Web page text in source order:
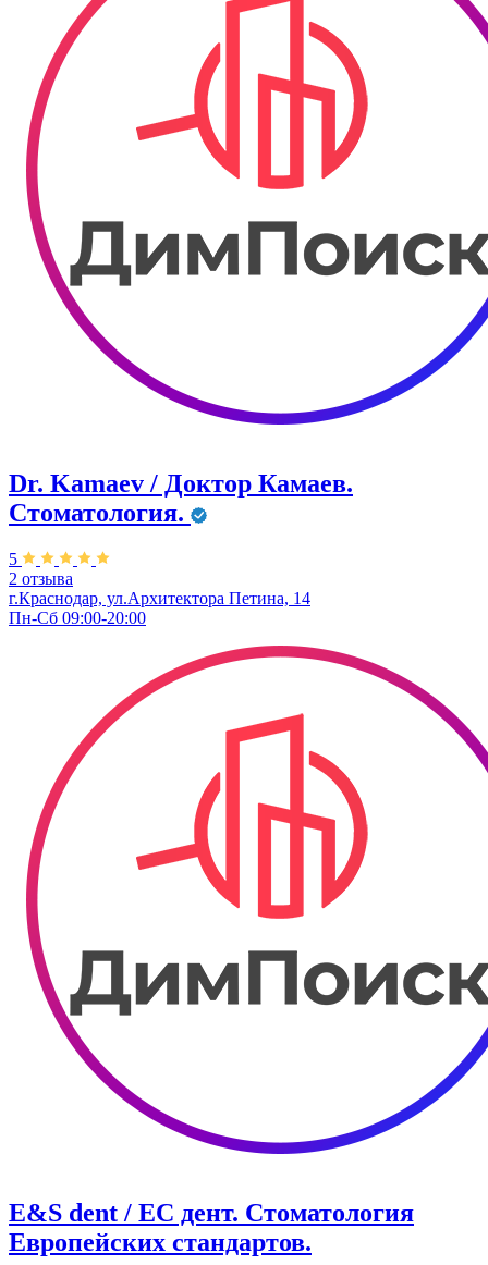
Dr. Kamaev / Доктор Камаев.
Стоматология.
5
2 отзыва
г.Краснодар, ул.Архитектора Петина, 14
Пн-Сб 09:00-20:00
E&S dent / ЕС дент. Стоматология
Европейских стандартов.